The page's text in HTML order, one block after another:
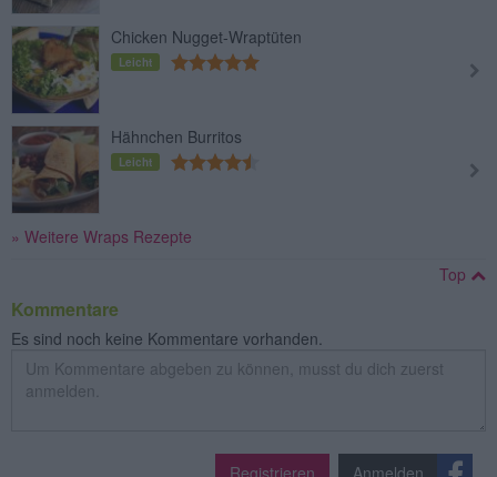
Chicken Nugget-Wraptüten
Leicht
Hähnchen Burritos
Leicht
» Weitere Wraps Rezepte
Top
Kommentare
Es sind noch keine Kommentare vorhanden.
Registrieren Anmelden